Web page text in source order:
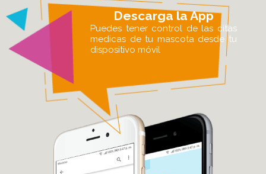
Descarga la App
Puedes tener control de las citas
medicas de tu mascota desde tu
dispositivo móvil